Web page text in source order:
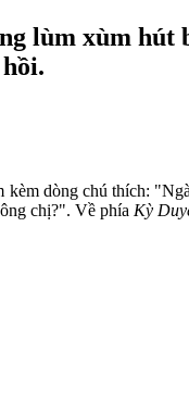
lùm xùm
kèm dòng chú thích:
chị?". Về phía Kỳ